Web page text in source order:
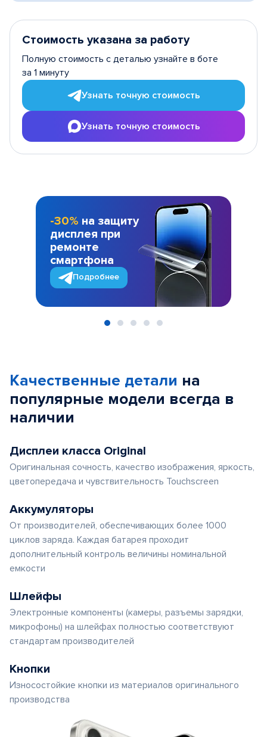
Стоимость указана за работу
Полную стоимость с деталью узнайте в боте
за 1 минуту
Узнать точную стоимость
Узнать точную стоимость
-30% на защиту
дисплея при
ремонте
смартфона
Подробнее
Качественные детали на
популярные модели всегда в
наличии
Дисплеи класса Original
Оригинальная сочность, качество изображения, яркость,
цветопередача и чувствительность Touchscreen
Аккумуляторы
От производителей, обеспечивающих более 1000
циклов заряда. Каждая батарея проходит
дополнительный контроль величины номинальной
емкости
Шлейфы
Электронные компоненты (камеры, разъемы зарядки,
микрофоны) на шлейфах полностью соответствуют
стандартам производителей
Кнопки
Износостойкие кнопки из материалов оригинального
производства